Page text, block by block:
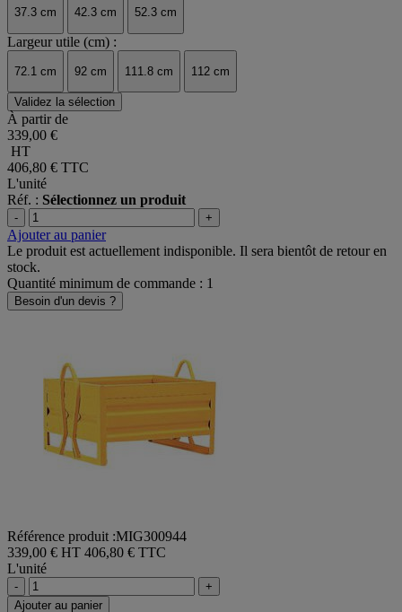
37.3 cm 42.3 cm 52.3 cm
Largeur utile (cm) :
72.1 cm 92 cm 111.8 cm 112 cm
Validez la sélection
À partir de
339,00 €
HT
406,80 € TTC
L'unité
Réf. : Sélectionnez un produit
- +
Ajouter au panier
Le produit est actuellement indisponible. Il sera bientôt de retour en
stock.
Quantité minimum de commande : 1
Besoin d'un devis ?
Référence produit :MIG300944
339,00 € HT 406,80 € TTC
L'unité
-
+
Ajouter au panier